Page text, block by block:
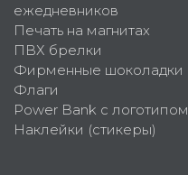
ежедневников
Печать на магнитах
ПВХ брелки
Фирменные шоколадки
Флаги
Power Bank с логотипом
Наклейки (стикеры)